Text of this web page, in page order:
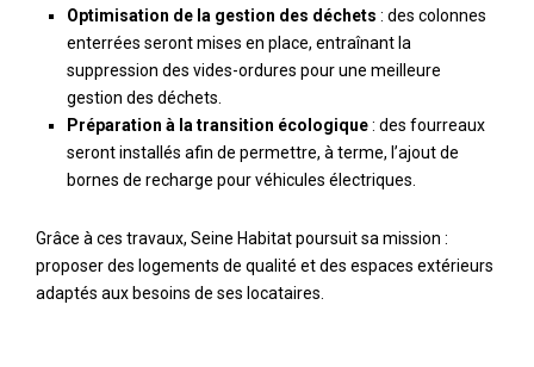
Optimisation de la gestion des déchets : des colonnes
enterrées seront mises en place, entraînant la
suppression des vides-ordures pour une meilleure
gestion des déchets.
Préparation à la transition écologique: des fourreaux
seront installés afin de permettre, à terme, l’ajout de
bornes de recharge pour véhicules électriques.
Grâce à ces travaux, Seine Habitat poursuit sa mission :
proposer des logements de qualité et des espaces extérieurs
adaptés aux besoins de ses locataires.